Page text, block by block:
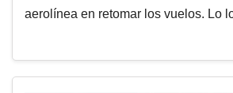
aerolínea en retomar los vuelos. Lo